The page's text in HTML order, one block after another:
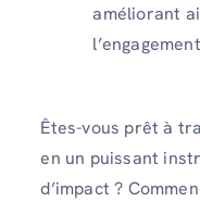
améliorant
Êtes-vous prêt à
en un puissant
d’impact ?